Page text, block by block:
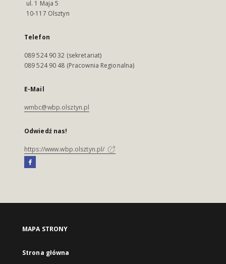
ul. 1 Maja 5
10-117 Olsztyn
Telefon
089 524 90 32 (sekretariat)
089 524 90 48 (Pracownia Regionalna)
E-Mail
wmbc@wbp.olsztyn.pl
Odwiedź nas!
https://www.wbp.olsztyn.pl/
MAPA STRONY
Strona główna